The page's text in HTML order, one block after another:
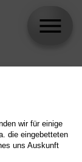
wir für einige
die eingebetteten
uns Auskunft